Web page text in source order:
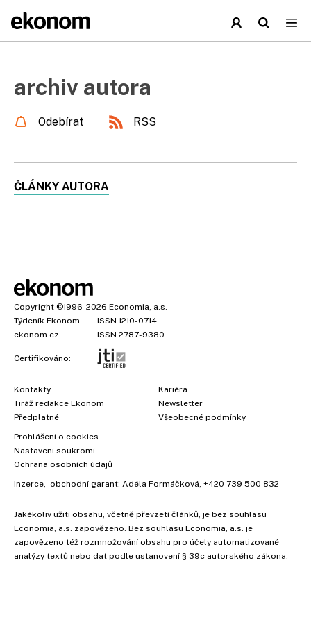
archiv autora
Odebírat RSS
ČLÁNKY AUTORA
Copyright ©1996-2026 Economia, a.s.
Týdeník Ekonom
ISSN 1210-0714
ekonom.cz
ISSN 2787-9380
Certifikováno:
Kontakty
Tiráž redakce Ekonom
Předplatné
Kariéra
Newsletter
Všeobecné podmínky
Prohlášení o cookies
Nastavení soukromí
Ochrana osobních údajů
Inzerce, obchodní garant: Adéla Formáčková, +420 739 500 832
Jakékoliv užití obsahu, včetně převzetí článků, je bez souhlasu
Economia, a.s. zapovězeno. Bez souhlasu Economia, a.s. je
zapovězeno též rozmnožování obsahu pro účely automatizované
analýzy textů nebo dat podle ustanovení § 39c autorského zákona.